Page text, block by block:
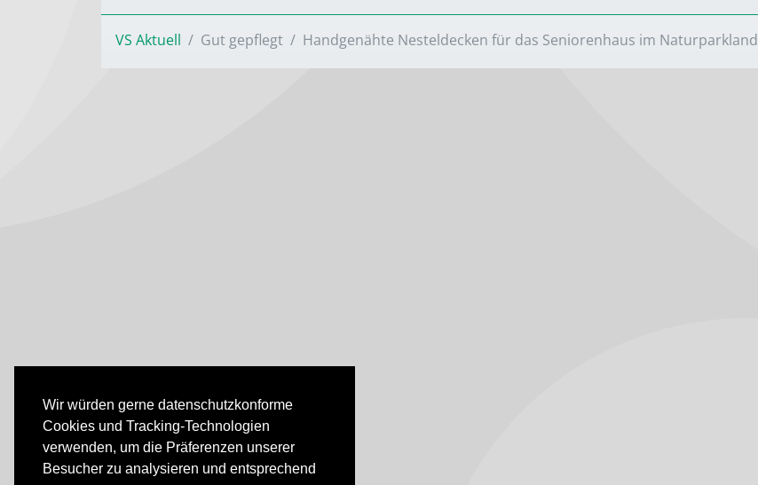
Wir würden gerne datenschutzkonforme
Cookies und Tracking-Technologien
verwenden, um die Präferenzen unserer
Besucher zu analysieren und entsprechend
VS Aktuell Gut gepflegt Handgenähte Nesteldecken für das Seniorenhaus im Naturparkland